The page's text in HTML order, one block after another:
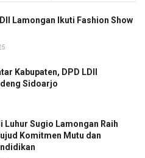
Lamongan Ikuti Fashion Show
Kabupaten, DPD LDII
Sidoarjo
Luhur Sugio Lamongan Raih
Komitmen Mutu dan